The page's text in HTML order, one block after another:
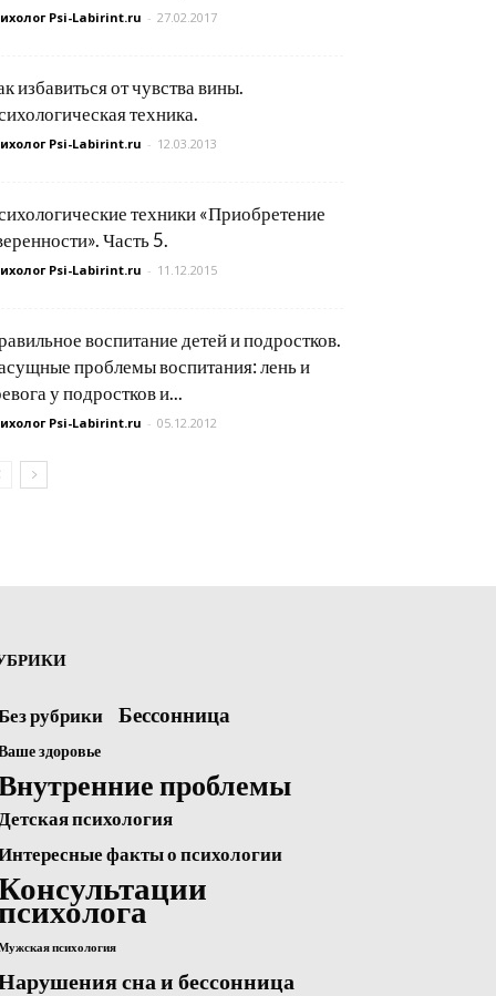
Psi-Labirint.ru - 27.02.2017
избавиться от чувства вины.
техника.
Psi-Labirint.ru - 12.03.2013
техники «Приобретение
Часть 5.
Psi-Labirint.ru - 11.12.2015
воспитание детей и подростков.
проблемы воспитания: лень и
у подростков и...
Psi-Labirint.ru - 05.12.2012
рубрики Бессонница
здоровье
проблемы
психология
факты о психологии
психология
сна и бессонница